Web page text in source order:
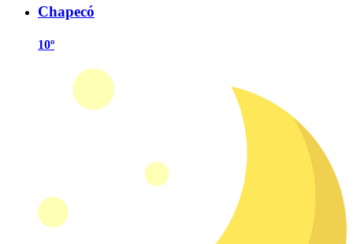
Chapecó
10º